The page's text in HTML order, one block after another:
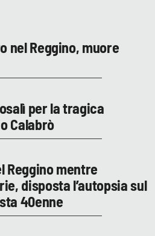
nel Reggino, muore
per la tragica
Calabrò
Reggino mentre
disposta l’autopsia sul
40enne